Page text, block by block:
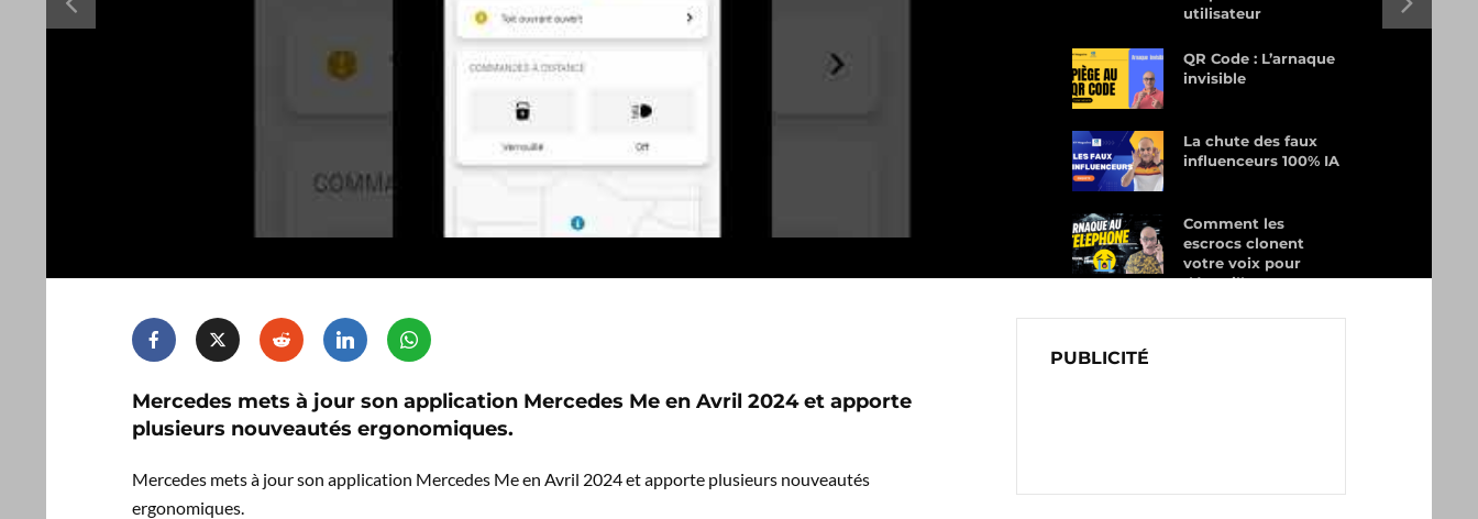
utilisateur
QR Code : L’arnaque
invisible
La chute des faux
influenceurs 100% IA
Comment les
escrocs clonent
votre voix pour
dépouiller vos
Mercedes mets à jour son application Mercedes Me en Avril 2024 et apporte
plusieurs nouveautés ergonomiques.
Mercedes mets à jour son application Mercedes Me en Avril 2024 et apporte plusieurs nouveautés
ergonomiques.
PUBLICITÉ